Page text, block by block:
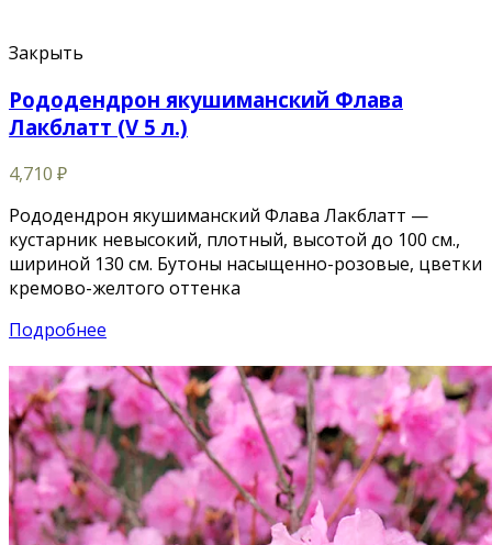
Закрыть
Рододендрон якушиманский Флава
Лакблатт (V 5 л.)
4,710 ₽
Рододендрон якушиманский Флава Лакблатт —
кустарник невысокий, плотный, высотой до 100 см.,
шириной 130 см. Бутоны насыщенно-розовые, цветки
кремово-желтого оттенка
Подробнее